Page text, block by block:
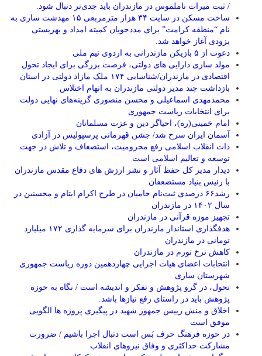
/ ثبت میراث ناملموس در مازندران باید جدی‌تر دنبال شود.
ساخت مسکن در سایت ۳۴ هزار مترمربعی ۱۵ مهدشت ساری به
نام “منطقه کرامت” برای مددجویان کمیته امداد و بهزیستی
بزودی آغاز خواهد شد.
دعوت از ۵ بازیکن مازندرانی به اردوی تیم ملی
مولد سازی دارایی های دولتی، فرصت بزرگی برای ایجاد تحول
اقتصادی در مازندران/شناسایی ۱۷۴ ملک مازاد دولتی در استان
بازداشت چند مدیر دولتی مازندران به اتهام اختلاس
محمدمهدی اسماعیلی و محسن منصوری گزینه‌های نهایی دولت
برای انتخابات ریاست جمهوری
امام خمینی(ره)، احیاگر دین و عزت مسلمانان
آسمان ایران سرخ شد/ جشن قهرمانی پرسپولیس در آزادی
ذات انقلاب اسلامی رفع محرومیت، استضعاف و تلاش در جهت
توسعه و تعالیم اسلامی است
دیدار مدیر کل حفظ آثار و نشر ارزش های دفاع مقدس مازندران
با رئیس بنیاد مستضعفان
رشد۶۶ درصدی ثبت‌نام حامیان در طرح اکرام ایتام و محسنین در
سال ۱۴۰۲ در مازندران
تجهیز موزه قرآنی در مازندران
هدفگذاری استاندار مازندران برای سرمایه گذاری ۱۷۲ میلیارد
تومانی در مازندران
کاهش نرخ تورم در مازندران
انتخابات اعضای هیات اجرایی چهاردهمین دوره ریاست جمهوری
شهرستان ساری
تحول، در گرو پژوهش و تفکر و اندیشه است / نگاه به حوزه
پژوهش باید در راستای رفع نیازها باشد.
اخلاق و‌ منش رییس جمهور شهید در پیگیری پروژه ها الگویی
موفق است
در حوزه فرهنگ حرف بَس است دنبال اجرا باشیم / ضرورت
مشارکت حداکثری و وفاق نیروهای انقلاب